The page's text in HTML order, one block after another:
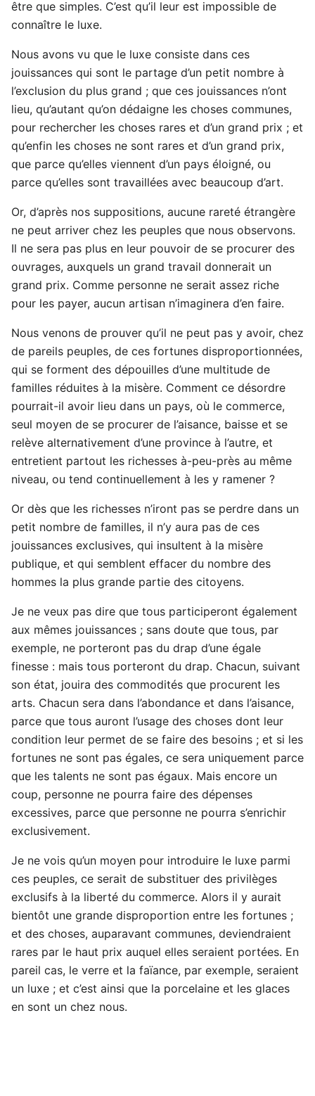
être que simples. C’est qu’il leur est impossible de
connaître le luxe.
Nous avons vu que le luxe consiste dans ces
jouissances qui sont le partage d’un petit nombre à
l’exclusion du plus grand ; que ces jouissances n’ont
lieu, qu’autant qu’on dédaigne les choses communes,
pour rechercher les choses rares et d’un grand prix ; et
qu’enfin les choses ne sont rares et d’un grand prix,
que parce qu’elles viennent d’un pays éloigné, ou
parce qu’elles sont travaillées avec beaucoup d’art.
Or, d’après nos suppositions, aucune rareté étrangère
ne peut arriver chez les peuples que nous observons.
Il ne sera pas plus en leur pouvoir de se procurer des
ouvrages, auxquels un grand travail donnerait un
grand prix. Comme personne ne serait assez riche
pour les payer, aucun artisan n’imaginera d’en faire.
Nous venons de prouver qu’il ne peut pas y avoir, chez
de pareils peuples, de ces fortunes disproportionnées,
qui se forment des dépouilles d’une multitude de
familles réduites à la misère. Comment ce désordre
pourrait-il avoir lieu dans un pays, où le commerce,
seul moyen de se procurer de l’aisance, baisse et se
relève alternativement d’une province à l’autre, et
entretient partout les richesses à-peu-près au même
niveau, ou tend continuellement à les y ramener ?
Or dès que les richesses n’iront pas se perdre dans un
petit nombre de familles, il n’y aura pas de ces
jouissances exclusives, qui insultent à la misère
publique, et qui semblent effacer du nombre des
hommes la plus grande partie des citoyens.
Je ne veux pas dire que tous participeront également
aux mêmes jouissances ; sans doute que tous, par
exemple, ne porteront pas du drap d’une égale
finesse : mais tous porteront du drap. Chacun, suivant
son état, jouira des commodités que procurent les
arts. Chacun sera dans l’abondance et dans l’aisance,
parce que tous auront l’usage des choses dont leur
condition leur permet de se faire des besoins ; et si les
fortunes ne sont pas égales, ce sera uniquement parce
que les talents ne sont pas égaux. Mais encore un
coup, personne ne pourra faire des dépenses
excessives, parce que personne ne pourra s’enrichir
exclusivement.
Je ne vois qu’un moyen pour introduire le luxe parmi
ces peuples, ce serait de substituer des privilèges
exclusifs à la liberté du commerce. Alors il y aurait
bientôt une grande disproportion entre les fortunes ;
et des choses, auparavant communes, deviendraient
rares par le haut prix auquel elles seraient portées. En
pareil cas, le verre et la faïance, par exemple, seraient
un luxe ; et c’est ainsi que la porcelaine et les glaces
en sont un chez nous.